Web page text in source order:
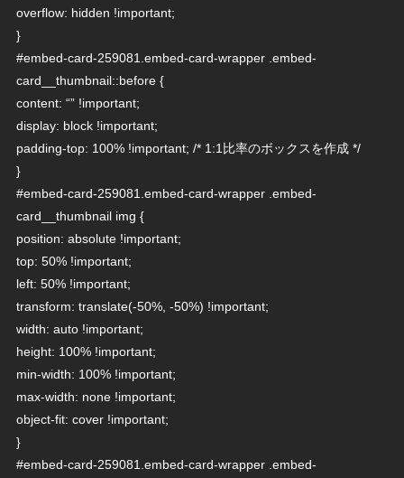
overflow: hidden !important;
}
#embed-card-259081.embed-card-wrapper .embed-
card__thumbnail::before {
content: “” !important;
display: block !important;
padding-top: 100% !important; /* 1:1比率のボックスを作成 */
}
#embed-card-259081.embed-card-wrapper .embed-
card__thumbnail img {
position: absolute !important;
top: 50% !important;
left: 50% !important;
transform: translate(-50%, -50%) !important;
width: auto !important;
height: 100% !important;
min-width: 100% !important;
max-width: none !important;
object-fit: cover !important;
}
#embed-card-259081.embed-card-wrapper .embed-